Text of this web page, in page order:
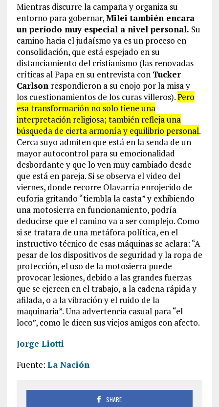
Mientras discurre la campaña y organiza su
entorno para gobernar,Milei también encara
un período muy especial a nivel personal. Su
camino hacia el judaísmo ya es un proceso en
consolidación, que está espejado en su
distanciamiento del cristianismo (las renovadas
críticas al Papa en su entrevista con Tucker
Carlson respondieron a su enojo por la misa y
los cuestionamientos de los curas villeros).Pero
esa transformación no solo tiene una
interpretación religiosa; también refleja una
búsqueda de cierta armonía y equilibrio personal.
Cerca suyo admiten que está en la senda de un
mayor autocontrol para su emocionalidad
desbordante y que lo ven muy cambiado desde
que está en pareja. Si se observa el video del
viernes, donde recorre Olavarría enrojecido de
euforia gritando “tiembla la casta” y exhibiendo
una motosierra en funcionamiento, podría
deducirse que el camino va a ser complejo. Como
si se tratara de una metáfora política, en el
instructivo técnico de esas máquinas se aclara: “A
pesar de los dispositivos de seguridad y la ropa de
protección, el uso de la motosierra puede
provocar lesiones, debido a las grandes fuerzas
que se ejercen en el trabajo, a la cadena rápida y
afilada, o a la vibración y el ruido de la
maquinaria”. Una advertencia casual para “el
loco”, como le dicen sus viejos amigos con afecto.
Jorge Liotti
Fuente: La Nación
SHARE